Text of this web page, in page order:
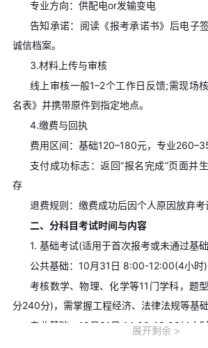
专业方向：供配电or发输变电
告知承诺：阅读《报考承诺书》后电子
诚信档案。
3.材料上传与审核
线上审核一般1–2个工作日反馈;需现场
名表》并携带原件到指定地点。
4.缴费与回执
费用区间：基础120–180元，专业
支付成功标志：返回“报名完成”页面并
存
退费规则：缴费成功后因个人原因放弃考
二、分科目考试时间与内容
1. 基础考试(适用于首次报考或未通过基
公共基础：10月31日 8:00-12:00(4小时)
考核数学、物理、化学等11门学科，题
分240分)，需掌握工程经济、法律法规等基础
专业基础：10月31日 14:00-18:00(4小
展开剩余